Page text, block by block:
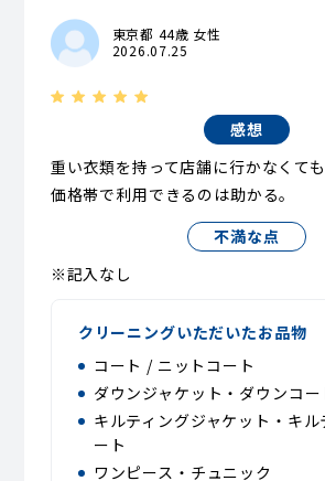
東京都 44歳 女性
2026.07.25
感想
重い衣類を持って店舗に行かなくて
価格帯で利用できるのは助かる。
不満な点
※記入なし
クリーニングいただいたお品物
コート / ニットコート
ダウンジャケット・ダウンコー
キルティングジャケット・キル
ート
ワンピース・チュニック